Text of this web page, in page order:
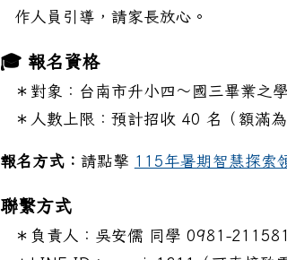
作人員引導，請家長放心。
🎓 報名資格
＊對象：台南市升小四～國三畢業之
＊人數上限：預計招收 40 名（額滿為
報名方式： 請點擊 115年暑期智慧探索
聯繫方式
＊負責人：吳安儒 同學 0981-211581